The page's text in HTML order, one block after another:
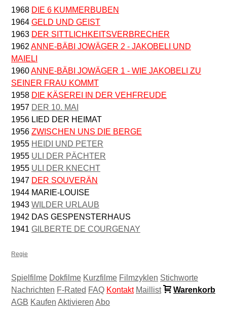
1968 DIE 6 KUMMERBUBEN
1964 GELD UND GEIST
1963 DER SITTLICHKEITSVERBRECHER
1962 ANNE-BÄBI JOWÄGER 2 - JAKOBELI UND
MAIELI
1960ANNE-BÄBI JOWÄGER 1 - WIE JAKOBELI ZU
SEINER FRAU KOMMT
1958 DIE KÄSEREI IN DER VEHFREUDE
1957 DER 10. MAI
1956 LIED DER HEIMAT
1956 ZWISCHEN UNS DIE BERGE
1955 HEIDI UND PETER
1955 ULI DER PÄCHTER
1955 ULI DER KNECHT
1947 DER SOUVERÄN
1944 MARIE-LOUISE
1943 WILDER URLAUB
1942 DAS GESPENSTERHAUS
1941 GILBERTE DE COURGENAY
Regie
Spielfilme Dokfilme Kurzfilme Filmzyklen Stichworte
Nachrichten F-Rated FAQ Kontakt Maillist
Warenkorb
AGB Kaufen Aktivieren Abo